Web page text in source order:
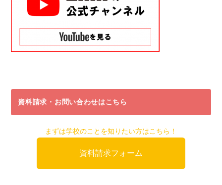
資料請求・お問い合わせはこちら
まずは学校のことを知りたい方はこちら！
資料請求フォーム